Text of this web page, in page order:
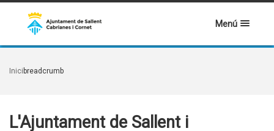
Menú
Inici breadcrumb
L'Ajuntament de Sallent i